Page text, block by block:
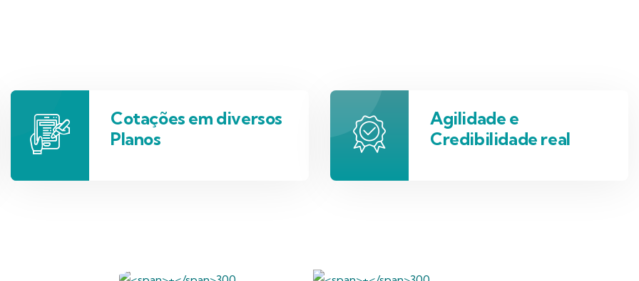
Cotações em diversos
Planos
Agilidade e
Credibilidade real